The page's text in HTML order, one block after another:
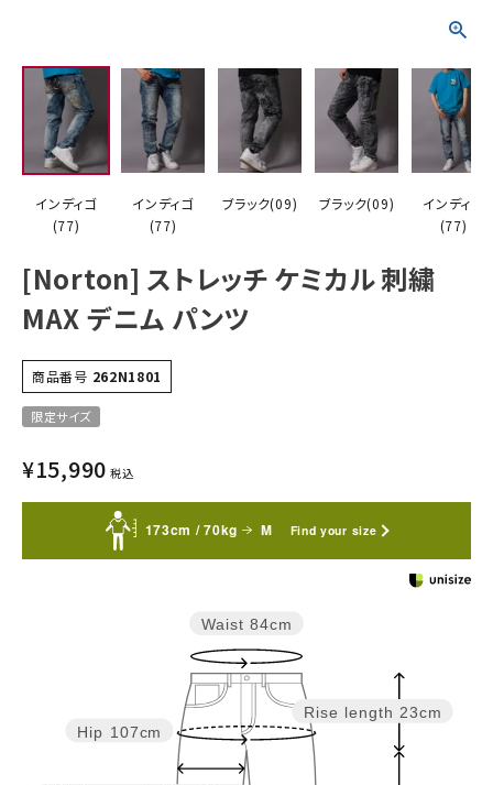
インディゴ
(77)
インディゴ
(77)
ブラック(09) ブラック(09)
インディゴ
(77)
[Norton] ストレッチ ケミカル 刺繍
MAX デニム パンツ
商品番号 262N1801
限定サイズ
¥15,990 税込
173cm / 70kg M Find your size
Rise length 23cm
Hip 107cm
Waist 84cm